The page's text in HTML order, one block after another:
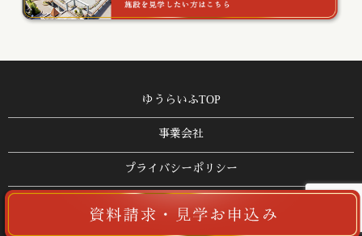
ゆうらいふTOP
事業会社
プライバシーポリシー